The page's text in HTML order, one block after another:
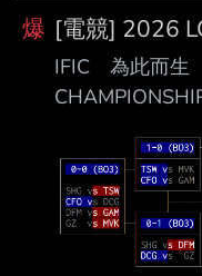
豬場: 拿臘肉打
陳華華的小跟
(我愛手錶123)
(蛇蛇) 史上最
爆 [電競] 2026
IFIC 為此而生
LEAGU ██
◢██████
██ ██◤ ██
◢██ ██ ██
███████◤